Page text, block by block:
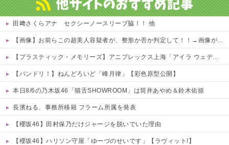
田﨑さくらアナ セクシーノースリーブ脇！！ 他
【画像】お前らこの超美人容疑者が、整形か否か判定して！！→画像がこちらw w w w w w w w w w
【プラスティック・メモリーズ】アニプレックス上海「アイラ ウェディングドレスVer.」フィギュア【予約開始】
【バンドリ！】ねんどろいど「峰月律」【彩色原型公開】
本日8/6の乃木坂46「猫舌SHOWROOM」は筒井あやめ＆鈴木佑捺
長濱ねる、事務所移籍 フラーム所属を発表
【櫻坂46】田村保乃だけジャージを脱いでいた理由
【櫻坂46】ハリソン守屋「ゆーづのせいです」【ラヴィット!】